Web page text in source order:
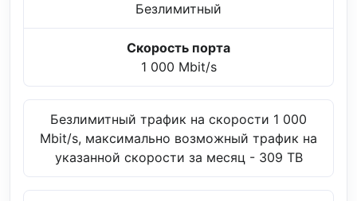
Безлимитный
Скорость порта
1 000 Mbit/s
Безлимитный трафик на скорости 1 000
Mbit/s, максимально возможный трафик на
указанной скорости за месяц - 309 TB